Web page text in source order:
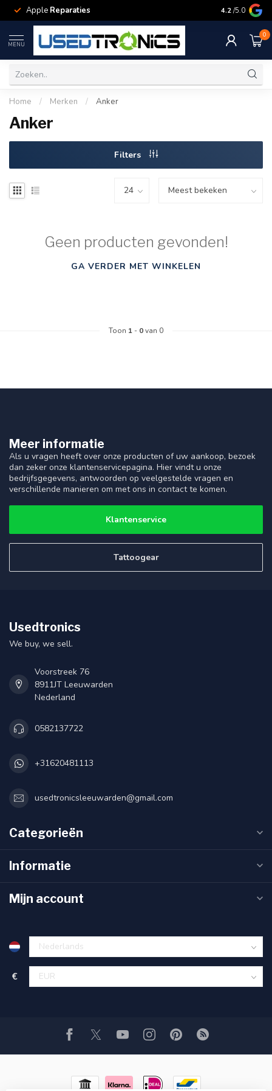
Apple Reparaties Samsung
4.2 /5.0
MENU
0
Home / Merken / Anker
Anker
Filters
Geen producten gevonden!
GA VERDER MET WINKELEN
Toon 1 - 0van 0
Meer informatie
Als u vragen heeft over onze producten of uw aankoop, bezoek
dan zeker onze klantenservicepagina. Hier vindt u onze
bedrijfsgegevens, antwoorden op veelgestelde vragen en
verschillende manieren om met ons in contact te komen.
Klantenservice
Tattoogear
Usedtronics
We buy, we sell.
Voorstreek 76
8911JT Leeuwarden
Nederland
0582137722
+31620481113
usedtronicsleeuwarden@gmail.com
Categorieën
Informatie
Mijn account
€